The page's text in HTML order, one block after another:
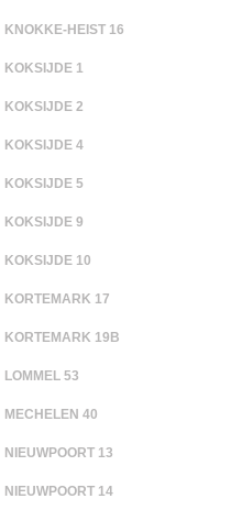
KNOKKE-HEIST 16
KOKSIJDE 1
KOKSIJDE 2
KOKSIJDE 4
KOKSIJDE 5
KOKSIJDE 9
KOKSIJDE 10
KORTEMARK 17
KORTEMARK 19B
LOMMEL 53
MECHELEN 40
NIEUWPOORT 13
NIEUWPOORT 14